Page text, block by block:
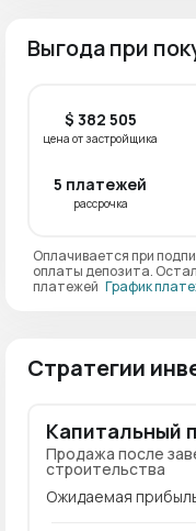
Выгода при
$ 382 505
цена от застройщика
5 платежей
рассрочка
Оплачивается при
оплаты депозита.
платежей График
Стратегии
Капитальный
Продажа после
строительства
Ожидаемая